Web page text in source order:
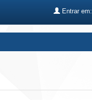
Entrar em: